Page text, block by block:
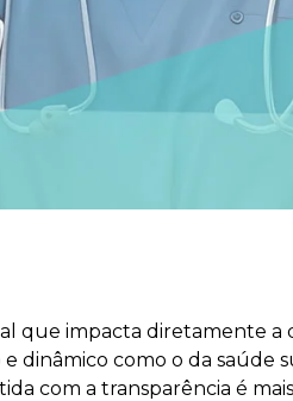
que impacta diretamente a
dinâmico como o da
com a transparência é